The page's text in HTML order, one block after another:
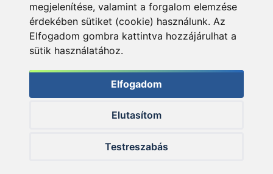
megjelenítése, valamint a forgalom elemzése
érdekében sütiket (cookie) használunk. Az
Elfogadom gombra kattintva hozzájárulhat a
sütik használatához.
Elfogadom
Elutasítom
Testreszabás